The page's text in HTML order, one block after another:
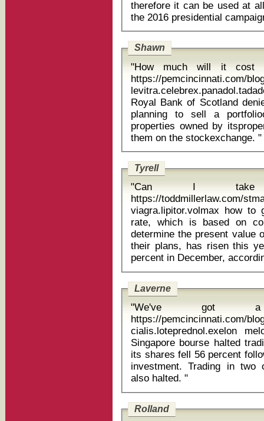
therefore it can be used at
Shawn
"How much will it
https://pemcincinnati.com/
levitra.celebrex.panadol.tadadel
Royal Bank of Scotland
planning to sell a
properties owned by
them on the stockexchange. "
Tyrell
"Can I take
https://toddmillerlaw.com/
viagra.lipitor.volmax how to get
rate, which is based on
determine the present value
their plans, has risen this
Laverne
"We've got a
https://pemcincinnati.com/
cialis.loteprednol.exelon
Singapore bourse halted
its shares fell 56 percent
investment. Trading in two
also halted. "
Rolland